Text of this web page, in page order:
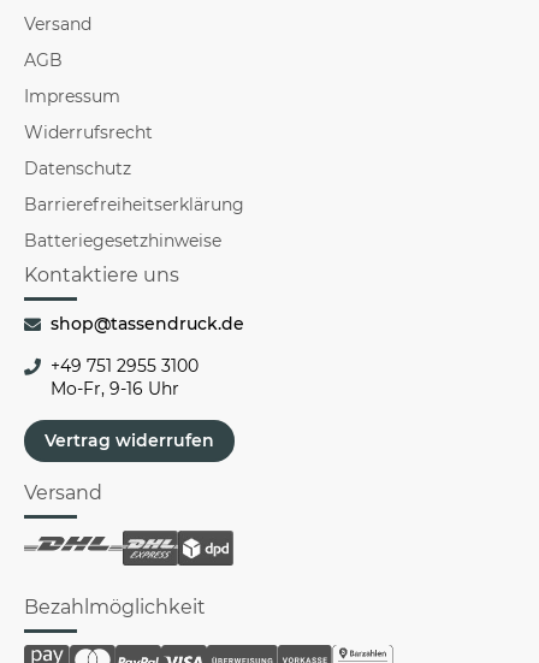
Versand
AGB
Impressum
Widerrufsrecht
Datenschutz
Barrierefreiheitserklärung
Batteriegesetzhinweise
Kontaktiere uns
shop@tassendruck.de
+49 751 2955 3100
Mo-Fr, 9-16 Uhr
Vertrag widerrufen
Versand
Bezahlmöglichkeit